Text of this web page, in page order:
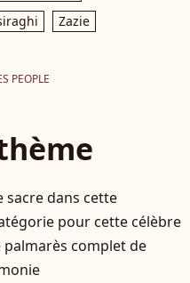
Zazie
PEOPLE
sacre dans cette
pour cette célèbre
palmarès complet de